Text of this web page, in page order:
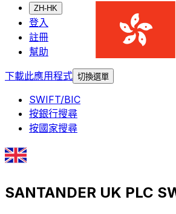
ZH-HK
登入
註冊
幫助
下載此應用程式 切換選單
SWIFT/BIC
按銀行搜尋
按國家搜尋
SANTANDER UK PLC